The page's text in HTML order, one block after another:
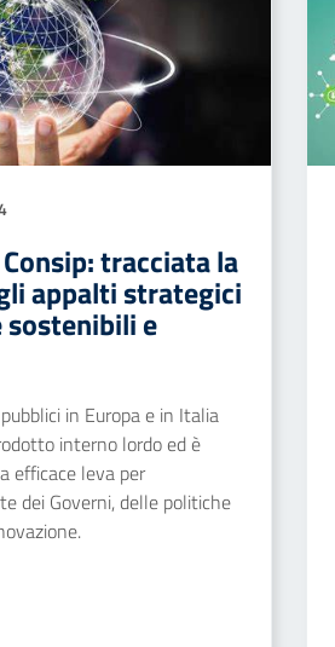
tracciata la
appalti strategici
e
in Europa e in Italia
interno lordo ed è
efficace leva per
dei Governi, delle politiche